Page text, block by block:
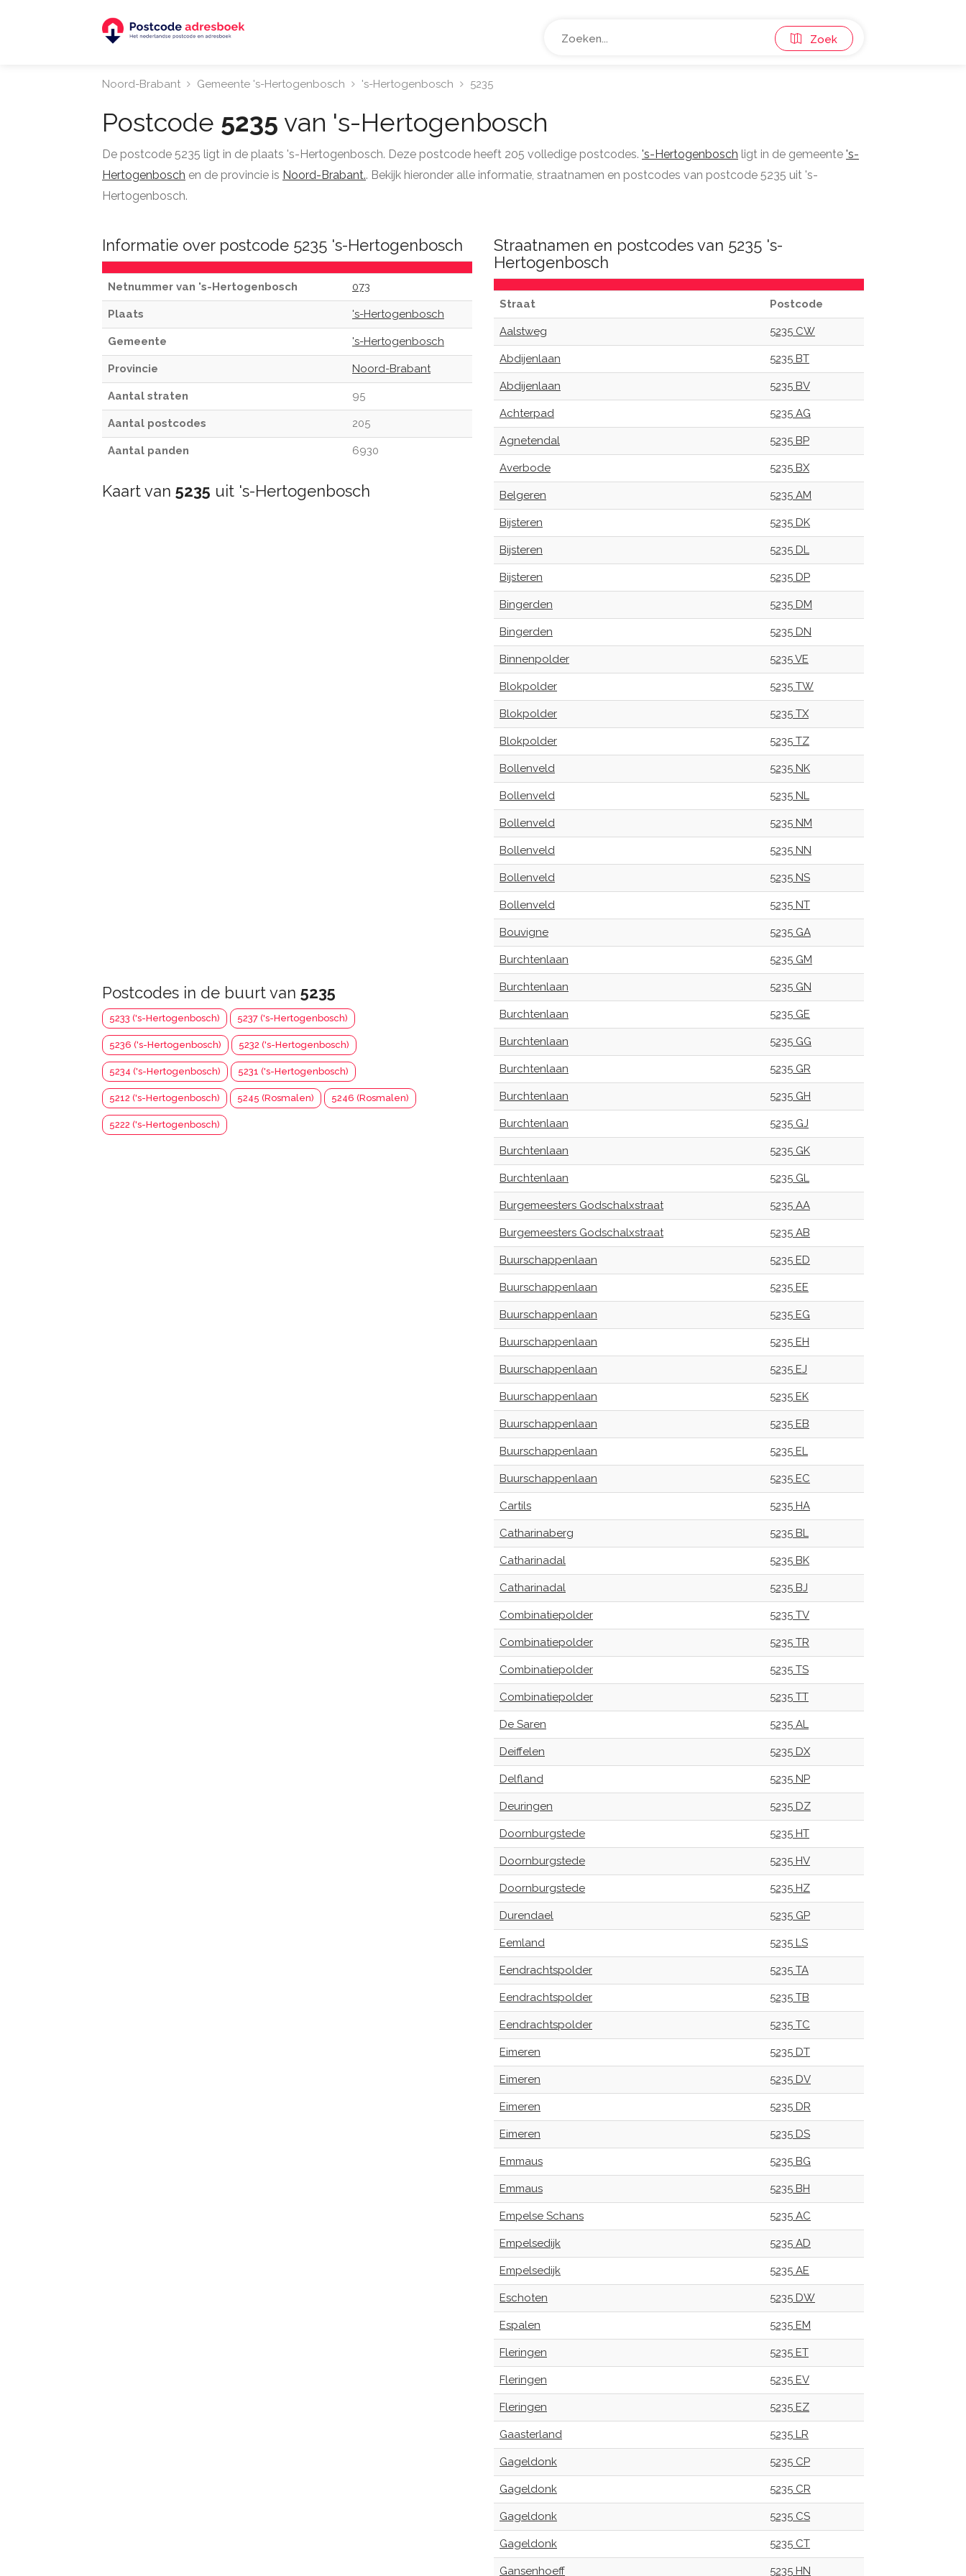
Zoek
Noord-Brabant Gemeente 's-Hertogenbosch 's-Hertogenbosch 5235
Postcode 5235 van 's-Hertogenbosch
De postcode 5235 ligt in de plaats 's-Hertogenbosch. Deze postcode heeft 205 volledige postcodes. 's-Hertogenbosch ligt in de gemeente 's-
Hertogenbosch en de provincie is Noord-Brabant.. Bekijk hieronder alle informatie, straatnamen en postcodes van postcode 5235 uit 's-
Hertogenbosch.
Informatie over postcode 5235 's-Hertogenbosch
Netnummer van 's-Hertogenbosch 073
Plaats 's-Hertogenbosch
Gemeente 's-Hertogenbosch
Provincie Noord-Brabant
Aantal straten 95
Aantal postcodes 205
Aantal panden 6930
Kaart van 5235 uit 's-Hertogenbosch
Postcodes in de buurt van 5235
5233 ('s-Hertogenbosch) 5237 ('s-Hertogenbosch)
5236 ('s-Hertogenbosch) 5232 ('s-Hertogenbosch)
5234 ('s-Hertogenbosch) 5231 ('s-Hertogenbosch)
5212 ('s-Hertogenbosch) 5245 (Rosmalen) 5246 (Rosmalen)
5222 ('s-Hertogenbosch)
Straatnamen en postcodes van 5235 's-
Hertogenbosch
Straat Postcode
Aalstweg 5235 CW
Abdijenlaan 5235 BT
Abdijenlaan 5235 BV
Achterpad 5235 AG
Agnetendal 5235 BP
Averbode 5235 BX
Belgeren 5235 AM
Bijsteren 5235 DK
Bijsteren 5235 DL
Bijsteren 5235 DP
Bingerden 5235 DM
Bingerden 5235 DN
Binnenpolder 5235 VE
Blokpolder 5235 TW
Blokpolder 5235 TX
Blokpolder 5235 TZ
Bollenveld 5235 NK
Bollenveld 5235 NL
Bollenveld 5235 NM
Bollenveld 5235 NN
Bollenveld 5235 NS
Bollenveld 5235 NT
Bouvigne 5235 GA
Burchtenlaan 5235 GM
Burchtenlaan 5235 GN
Burchtenlaan 5235 GE
Burchtenlaan 5235 GG
Burchtenlaan 5235 GR
Burchtenlaan 5235 GH
Burchtenlaan 5235 GJ
Burchtenlaan 5235 GK
Burchtenlaan 5235 GL
Burgemeesters Godschalxstraat 5235 AA
Burgemeesters Godschalxstraat 5235 AB
Buurschappenlaan 5235 ED
Buurschappenlaan 5235 EE
Buurschappenlaan 5235 EG
Buurschappenlaan 5235 EH
Buurschappenlaan 5235 EJ
Buurschappenlaan 5235 EK
Buurschappenlaan 5235 EB
Buurschappenlaan 5235 EL
Buurschappenlaan 5235 EC
Cartils 5235 HA
Catharinaberg 5235 BL
Catharinadal 5235 BK
Catharinadal 5235 BJ
Combinatiepolder 5235 TV
Combinatiepolder 5235 TR
Combinatiepolder 5235 TS
Combinatiepolder 5235 TT
De Saren 5235 AL
Deiffelen 5235 DX
Delfland 5235 NP
Deuringen 5235 DZ
Doornburgstede 5235 HT
Doornburgstede 5235 HV
Doornburgstede 5235 HZ
Durendael 5235 GP
Eemland 5235 LS
Eendrachtspolder 5235 TA
Eendrachtspolder 5235 TB
Eendrachtspolder 5235 TC
Eimeren 5235 DT
Eimeren 5235 DV
Eimeren 5235 DR
Eimeren 5235 DS
Emmaus 5235 BG
Emmaus 5235 BH
Empelse Schans 5235 AC
Empelsedijk 5235 AD
Empelsedijk 5235 AE
Eschoten 5235 DW
Espalen 5235 EM
Fleringen 5235 ET
Fleringen 5235 EV
Fleringen 5235 EZ
Gaasterland 5235 LR
Gageldonk 5235 CP
Gageldonk 5235 CR
Gageldonk 5235 CS
Gageldonk 5235 CT
Gansenhoeff 5235 HN